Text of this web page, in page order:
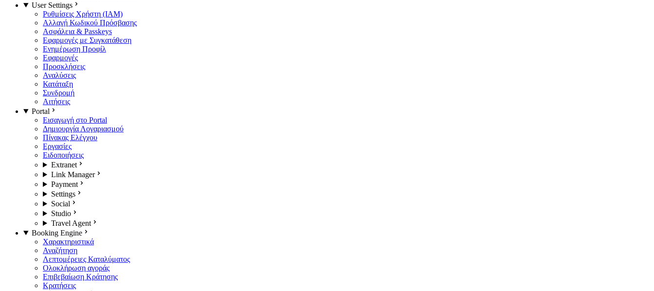
User Settings
Ρυθμίσεις Χρήστη (IAM)
Αλλαγή Κωδικού Πρόσβασης
Ασφάλεια & Passkeys
Εφαρμογές με Συγκατάθεση
Ενημέρωση Προφίλ
Εφαρμογές
Προσκλήσεις
Αναλύσεις
Κατάταξη
Συνδρομή
Αιτήσεις
Portal
Εισαγωγή στο Portal
Δημιουργία Λογαριασμού
Πίνακας Ελέγχου
Εργασίες
Ειδοποιήσεις
Extranet
Link Manager
Payment
Settings
Social
Studio
Travel Agent
Booking Engine
Χαρακτηριστικά
Αναζήτηση
Λεπτομέρειες Καταλύματος
Ολοκλήρωση αγοράς
Επιβεβαίωση Κράτησης
Κρατήσεις